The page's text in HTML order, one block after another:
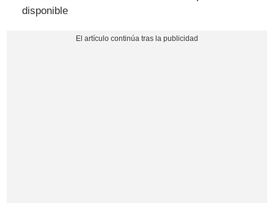
disponible